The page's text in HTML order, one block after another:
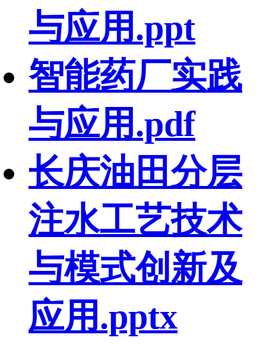
与应用.ppt
智能药厂实践
与应用.pdf
长庆油田分层
注水工艺技术
与模式创新及
应用.pptx